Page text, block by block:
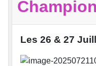
Les 26 & 27